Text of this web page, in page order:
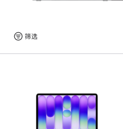
览
筛选